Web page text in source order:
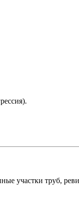
участки труб,